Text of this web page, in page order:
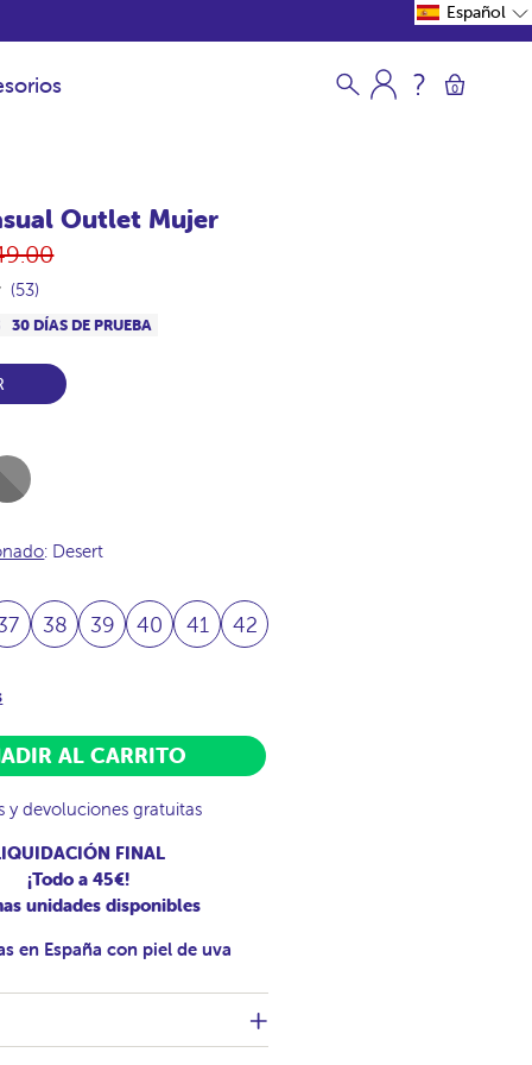
0
Outlet Mujer
(53)
30 DÍAS DE PRUEBA
: Desert
38 39 40 41 42
AL CARRITO
y devoluciones gratuitas
FINAL
¡Todo a 45€!
unidades disponibles
en España con piel de uva
Español